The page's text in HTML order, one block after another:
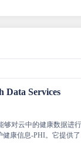
Data Services
够对云中的健康数据进
康信息-PHI。它提供